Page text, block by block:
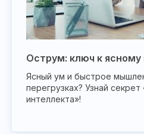
Острум: ключ к
Ясный ум и быстрое
перегрузках? Узнай секрет
интеллекта»!